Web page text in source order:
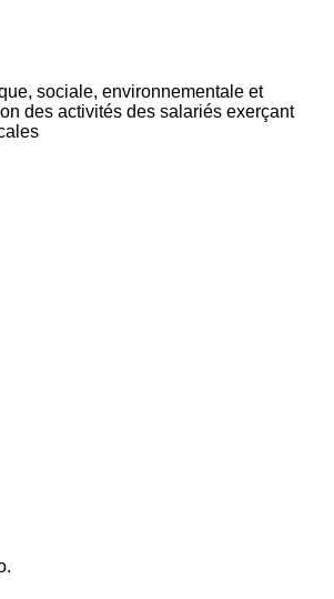
sociale, environnementale et
des activités des salariés exerçant